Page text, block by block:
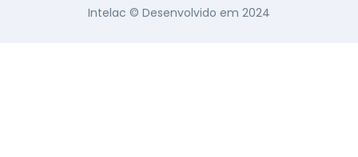
Intelac © Desenvolvido em 2024